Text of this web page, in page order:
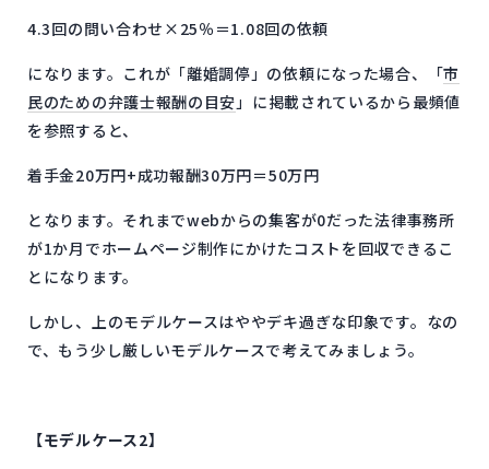
4.3回の問い合わせ×25％＝1.08回の依頼
になります。これが「離婚調停」の依頼になった場合、「市
民のための弁護士報酬の目安 」に掲載されているから最頻値
を参照すると、
着手金20万円+成功報酬30万円＝50万円
となります。それまでwebからの集客が0だった法律事務所
が1か月でホームページ制作にかけたコストを回収できるこ
とになります。
しかし、上のモデルケースはややデキ過ぎな印象です。なの
で、もう少し厳しいモデルケースで考えてみましょう。
【モデルケース2】